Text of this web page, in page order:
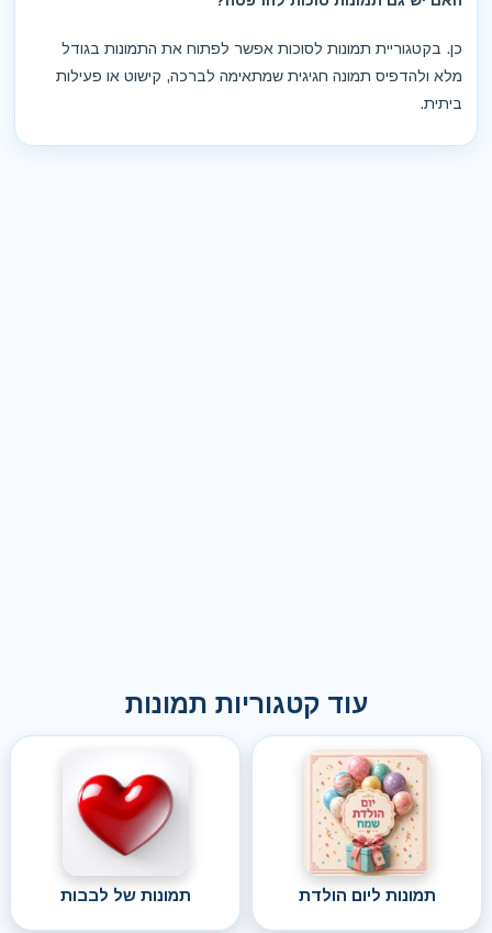
כן. בקטגוריית תמונות לסוכות אפשר לפתוח את התמונות בגודל
מלא ולהדפיס תמונה חגיגית שמתאימה לברכה, קישוט או פעילות
ביתית.
עוד קטגוריות תמונות
תמונות ליום הולדת תמונות של לבבות